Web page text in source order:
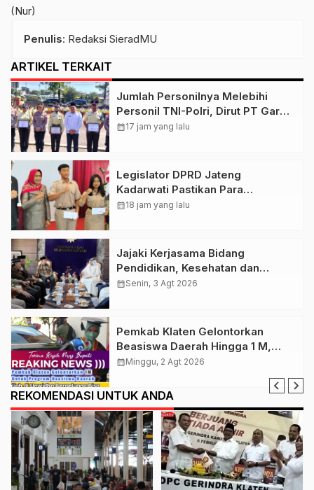
(Nur)
Penulis: Redaksi SieradMU
ARTIKEL TERKAIT
Jumlah Personilnya Melebihi
Personil TNI-Polri, Dirut PT Garda
Total Security Klaten Tegaskan
calendar_month17 jam yang lalu
Legislator DPRD Jateng
Kadarwati Pastikan Para
Penerima Beasiswa PIP Aspirasi
calendar_month18 jam yang lalu
Jajaki Kerjasama Bidang
Pendidikan, Kesehatan dan
Tenaga Kerja, PP Muhamamdiyah
calendar_monthSenin, 3 Agt 2026
Pemkab Klaten Gelontorkan
Beasiswa Daerah Hingga 1 M,
Syaratnya Harus Daftar Kuliah Di
calendar_monthMinggu, 2 Agt 2026
REKOMENDASI UNTUK ANDA